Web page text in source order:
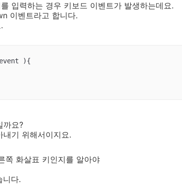
입력하는 경우 키보드 이벤트가 발생하는데요.
이벤트라고 합니다.
){
까요?
기 위해서이지요.
쪽 화살표 키인지를 알아야
니다.